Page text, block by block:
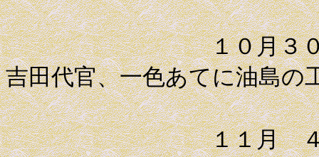
１０月３０日 青
吉田代官、一色あてに油島の
１１月 ４日 平